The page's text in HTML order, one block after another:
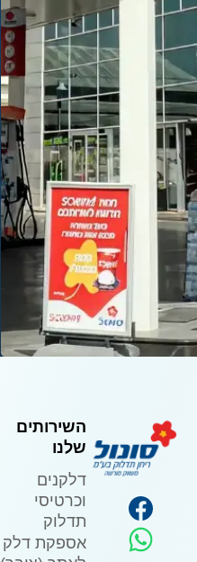
השירותים
שלנו
דלקנים
וכרטיסי
תדלוק
אספקת דלק